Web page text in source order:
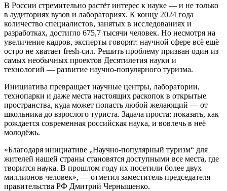
В России стремительно растёт интерес к науке — и не только
в аудиториях вузов и лабораториях. К концу 2024 года
количество специалистов, занятых в исследованиях и
разработках, достигло 675,7 тысячи человек. Но несмотря на
увеличение кадров, эксперты говорят: научной сфере всё ещё
остро не хватает fresh-сил. Решить проблему призван один из
самых необычных проектов Десятилетия науки и
технологий — развитие научно-популярного туризма.
Инициатива превращает научные центры, лаборатории,
технопарки и даже места настоящих раскопок в открытые
пространства, куда может попасть любой желающий — от
школьника до взрослого туриста. Задача проста: показать, как
рождается современная российская наука, и вовлечь в неё
молодёжь.
«Благодаря инициативе „Научно-популярный туризм“ для
жителей нашей страны становятся доступными все места, где
творится наука. В прошлом году их посетили более двух
миллионов человек», — отметил заместитель председателя
правительства РФ Дмитрий Чернышенко.